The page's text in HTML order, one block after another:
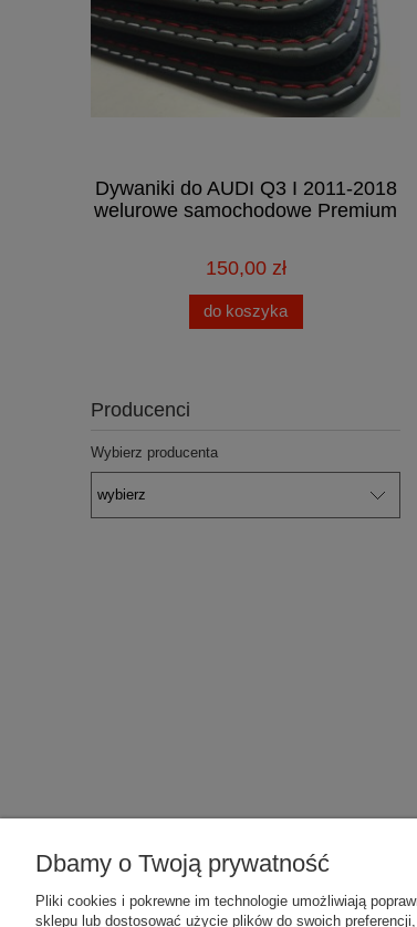
Dywaniki do AUDI Q3 I 2011-2018
welurowe samochodowe Premium
150,00 zł
do koszyka
Producenci
Wybierz producenta
Dbamy o Twoją prywatność
Pliki cookies i pokrewne im technologie umożliwiają
sklepu lub dostosować użycie plików do swoich